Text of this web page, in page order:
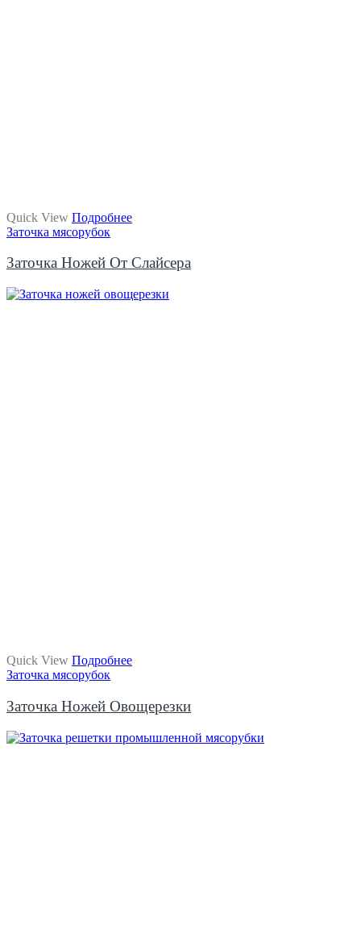
Quick View Подробнее
Заточка мясорубок
Заточка Ножей От Слайсера
Quick View Подробнее
Заточка мясорубок
Заточка Ножей Овощерезки